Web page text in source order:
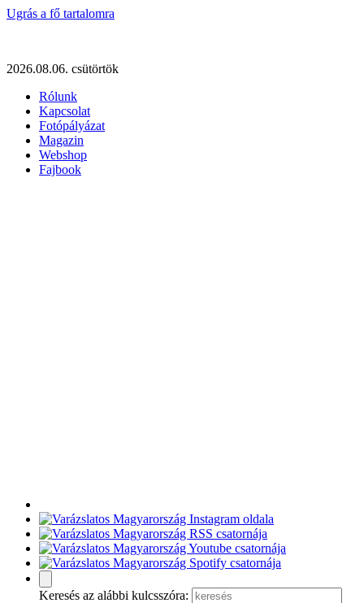
Ugrás a fő tartalomra
2026.08.06. csütörtök
Rólunk
Kapcsolat
Fotópályázat
Magazin
Webshop
Fajbook
Keresés az alábbi kulcsszóra: